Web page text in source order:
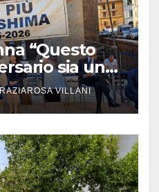
“Questo
sia un
VILLANI